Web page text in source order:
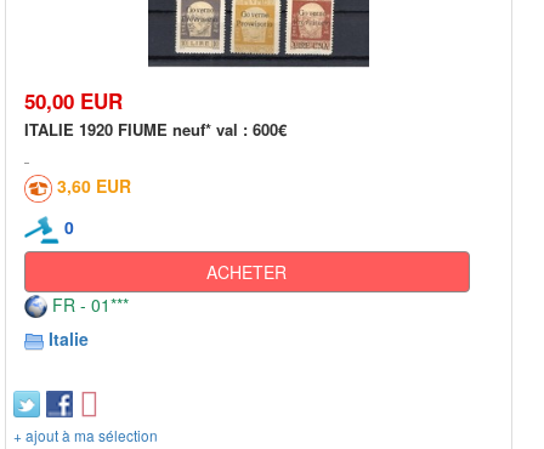
50,00 EUR
ITALIE 1920 FIUME neuf* val : 600€
3,60 EUR
0
ACHETER
FR - 01***
Italie
+ ajout à ma sélection